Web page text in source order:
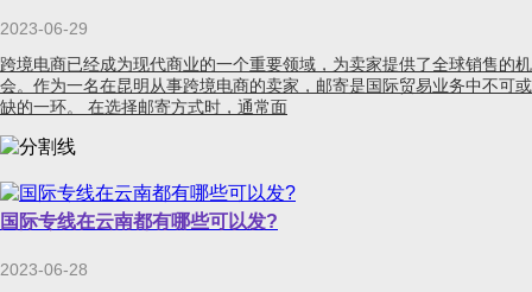
2023-06-29
跨境电商已经成为现代商业的一个重要领域，为卖家提供了全球销售的机
会。作为一名在昆明从事跨境电商的卖家，邮寄是国际贸易业务中不可或
缺的一环。 在选择邮寄方式时，通常面
国际专线在云南都有哪些可以发?
2023-06-28